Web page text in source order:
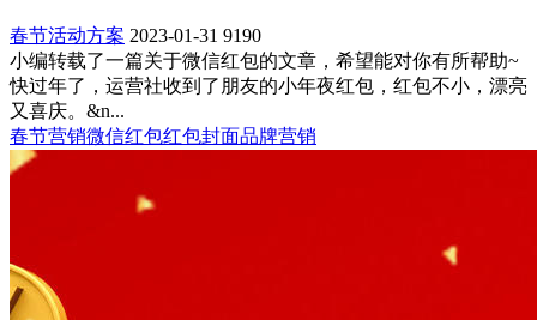
春节活动方案 2023-01-31 9190
小编转载了一篇关于微信红包的文章，希望能对你有所帮助~
快过年了，运营社收到了朋友的小年夜红包，红包不小，漂亮
又喜庆。&n...
春节营销微信红包红包封面品牌营销